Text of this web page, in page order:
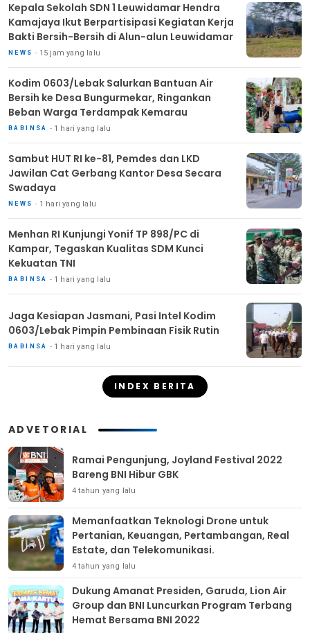
Kepala Sekolah SDN 1 Leuwidamar Hendra
Kamajaya Ikut Berpartisipasi Kegiatan Kerja
Bakti Bersih-Bersih di Alun-alun Leuwidamar
NEWS 15 jam yang lalu
Kodim 0603/Lebak Salurkan Bantuan Air
Bersih ke Desa Bungurmekar, Ringankan
Beban Warga Terdampak Kemarau
BABINSA 1 hari yang lalu
Sambut HUT RI ke-81, Pemdes dan LKD
Jawilan Cat Gerbang Kantor Desa Secara
Swadaya
NEWS 1 hari yang lalu
Menhan RI Kunjungi Yonif TP 898/PC di
Kampar, Tegaskan Kualitas SDM Kunci
Kekuatan TNI
BABINSA 1 hari yang lalu
Jaga Kesiapan Jasmani, Pasi Intel Kodim
0603/Lebak Pimpin Pembinaan Fisik Rutin
BABINSA 1 hari yang lalu
INDEX BERITA
ADVETORIAL
Ramai Pengunjung, Joyland Festival 2022
Bareng BNI Hibur GBK
4 tahun yang lalu
Memanfaatkan Teknologi Drone untuk
Pertanian, Keuangan, Pertambangan, Real
Estate, dan Telekomunikasi.
4 tahun yang lalu
Dukung Amanat Presiden, Garuda, Lion Air
Group dan BNI Luncurkan Program Terbang
Hemat Bersama BNI 2022